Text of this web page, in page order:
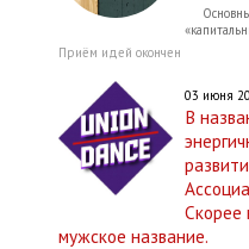
Приём идей окончен
03 июня
В
Скорее
мужское название.